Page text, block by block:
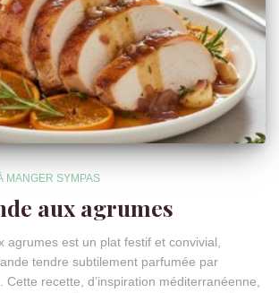
MANGER SYMPAS
aux agrumes
agrumes est un plat festif et convivial,
tendre subtilement parfumée par
Cette recette, d’inspiration méditerranéenne,